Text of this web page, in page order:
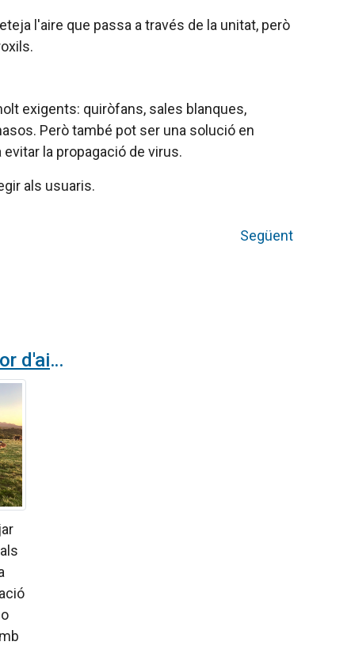
l'aire que passa a través de la unitat, però
exigents: quiròfans, sales blanques,
Però també pot ser una solució en
la propagació de virus.
als usuaris.
Següent
Cyclohnic: purificador d'aire per a granges amb tecnologia activa de radicals hidroxil